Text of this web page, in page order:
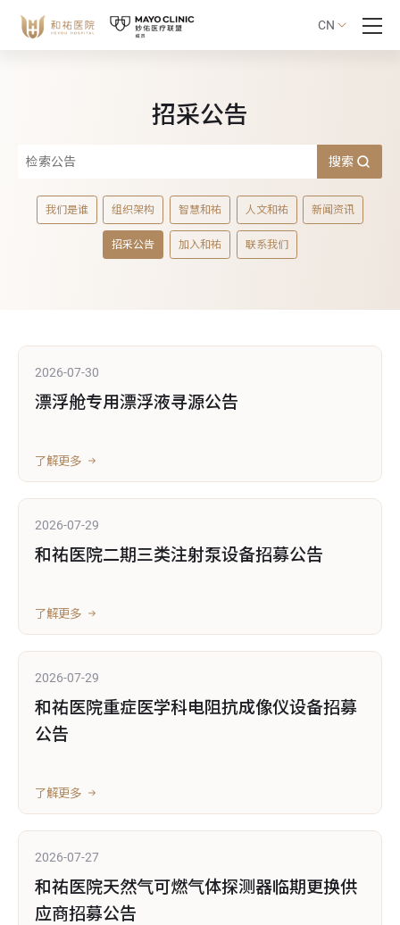
CN
招采公告
搜索
我们是谁 组织架构 智慧和祐 人文和祐 新闻资讯
招采公告 加入和祐 联系我们
2026-07-30
漂浮舱专用漂浮液寻源公告
了解更多
2026-07-29
和祐医院二期三类注射泵设备招募公告
了解更多
2026-07-29
和祐医院重症医学科电阻抗成像仪设备招募
公告
了解更多
2026-07-27
和祐医院天然气可燃气体探测器临期更换供
应商招募公告